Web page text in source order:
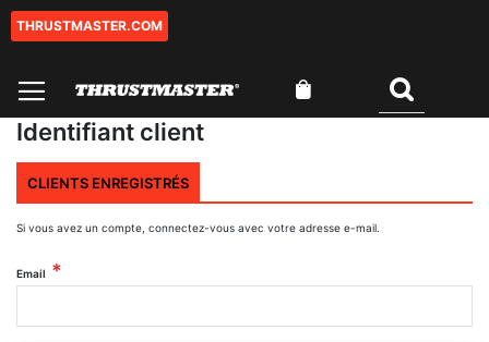
Aller
THRUSTMASTER.COM
Identifiant client
CLIENTS ENREGISTRÉS
Si vous avez un compte, connectez-vous avec votre adresse e-mail.
Email